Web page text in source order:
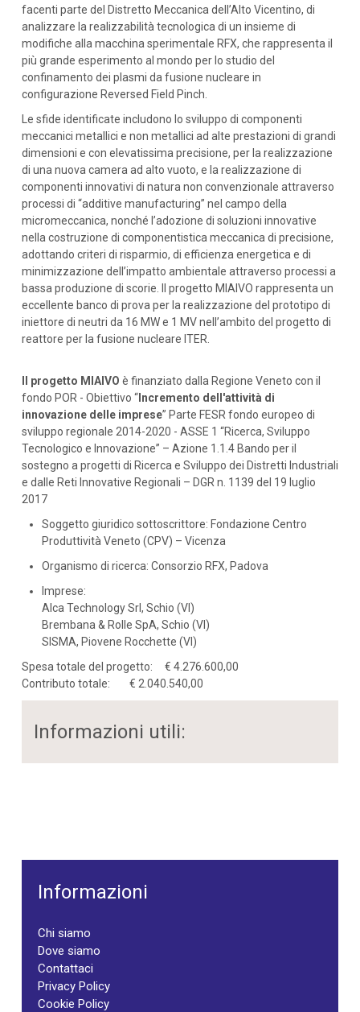
facenti parte del Distretto Meccanica dell’Alto Vicentino, di
analizzare la realizzabilità tecnologica di un insieme di
modifiche alla macchina sperimentale RFX, che rappresenta il
più grande esperimento al mondo per lo studio del
confinamento dei plasmi da fusione nucleare in
configurazione Reversed Field Pinch.
Le sfide identificate includono lo sviluppo di componenti
meccanici metallici e non metallici ad alte prestazioni di grandi
dimensioni e con elevatissima precisione, per la realizzazione
di una nuova camera ad alto vuoto, e la realizzazione di
componenti innovativi di natura non convenzionale attraverso
processi di “additive manufacturing” nel campo della
micromeccanica, nonché l’adozione di soluzioni innovative
nella costruzione di componentistica meccanica di precisione,
adottando criteri di risparmio, di efficienza energetica e di
minimizzazione dell’impatto ambientale attraverso processi a
bassa produzione di scorie. Il progetto MIAIVO rappresenta un
eccellente banco di prova per la realizzazione del prototipo di
iniettore di neutri da 16 MW e 1 MV nell’ambito del progetto di
reattore per la fusione nucleare ITER.
Il progetto MIAIVO è finanziato dalla Regione Veneto con il
fondo POR - Obiettivo “ Incremento dell'attività di
innovazione delle imprese” Parte FESR fondo europeo di
sviluppo regionale 2014-2020 - ASSE 1 “Ricerca, Sviluppo
Tecnologico e Innovazione” – Azione 1.1.4 Bando per il
sostegno a progetti di Ricerca e Sviluppo dei Distretti Industriali
e dalle Reti Innovative Regionali – DGR n. 1139 del 19 luglio
2017
Soggetto giuridico sottoscrittore: Fondazione Centro
Produttività Veneto (CPV) – Vicenza
Organismo di ricerca: Consorzio RFX, Padova
Imprese:
Alca Technology Srl, Schio (VI)
Brembana & Rolle SpA, Schio (VI)
SISMA, Piovene Rocchette (VI)
Spesa totale del progetto: € 4.276.600,00
Contributo totale: € 2.040.540,00
Informazioni utili:
Informazioni
Chi siamo
Dove siamo
Contattaci
Privacy Policy
Cookie Policy